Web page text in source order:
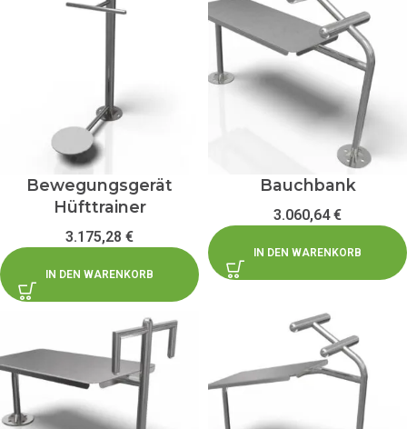
Bewegungsgerät
Hüfttrainer
3.175,28 €
IN DEN WARENKORB
Bauchbank
3.060,64€
IN DEN WARENKORB